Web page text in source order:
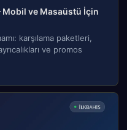
ve Masaüstü İçin
karşılama paketleri,
ve promos